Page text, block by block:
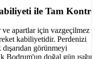
ile Tam
apartlar için vazgeçilmez
kabiliyetidir. Perdenizi
görünmeyi
Bodrum'un doğal gün